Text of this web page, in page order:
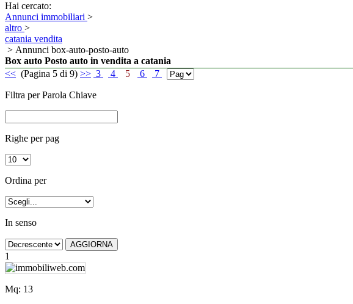
Hai cercato:
Annunci immobiliari >
altro >
catania vendita
> Annunci box-auto-posto-auto
Box auto Posto auto in vendita a catania
<< (Pagina 5 di 9) >> 3 4 5 6 7
Filtra per Parola Chiave
Righe per pag
Ordina per
In senso
1
Mq: 13